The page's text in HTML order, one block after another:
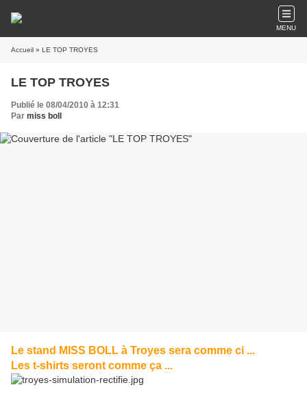
MENU
Accueil » LE TOP TROYES
LE TOP TROYES
Publié le 08/04/2010 à 12:31
Par miss boll
Le stand MISS BOLL à Troyes sera comme ci ...
Les t-shirts seront comme ça ...